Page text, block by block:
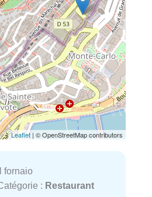
Leaflet | © OpenStreetMap contributors
fornaio
: Restaurant